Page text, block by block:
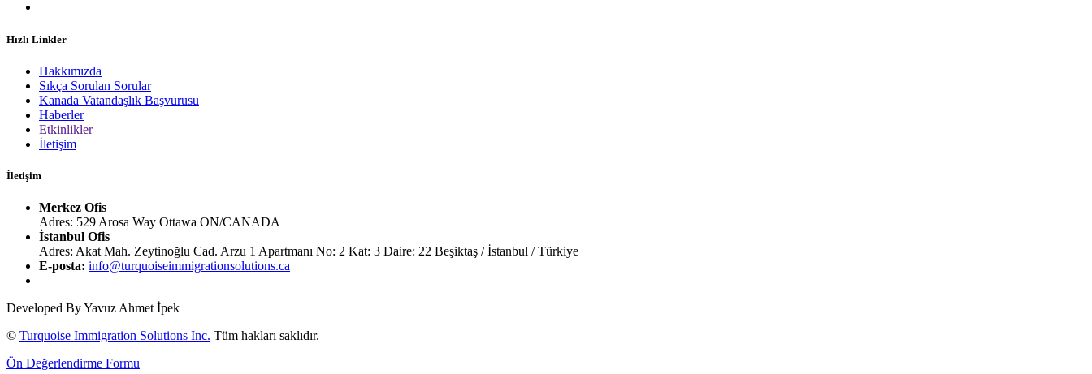
Hızlı Linkler
Hakkımızda
Sıkça Sorulan Sorular
Kanada Vatandaşlık Başvurusu
Haberler
Etkinlikler
İletişim
İletişim
Merkez Ofis
Adres: 529 Arosa Way Ottawa ON/CANADA
İstanbul Ofis
Adres: Akat Mah. Zeytinoğlu Cad. Arzu 1 Apartmanı No: 2 Kat: 3 Daire: 22 Beşiktaş / İstanbul / Türkiye
E-posta: info@turquoiseimmigrationsolutions.ca
Developed ByYavuz Ahmet İpek
© Turquoise Immigration Solutions Inc. Tüm hakları saklıdır.